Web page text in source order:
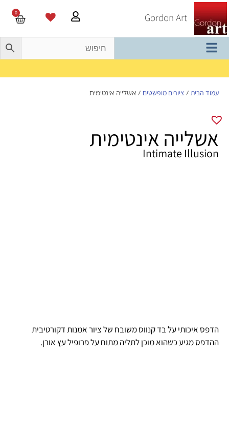
Gordon Art
0
עמוד הבית / ציורים מופשטים / אשלייה אינטימית
אשלייה אינטימית
Intimate Illusion
הדפס איכותי על בד קנווס משובח של ציור אמנות דקורטיבית
ההדפס מגיע כשהוא מוכן לתליה מתוח על פרופיל עץ אורן.